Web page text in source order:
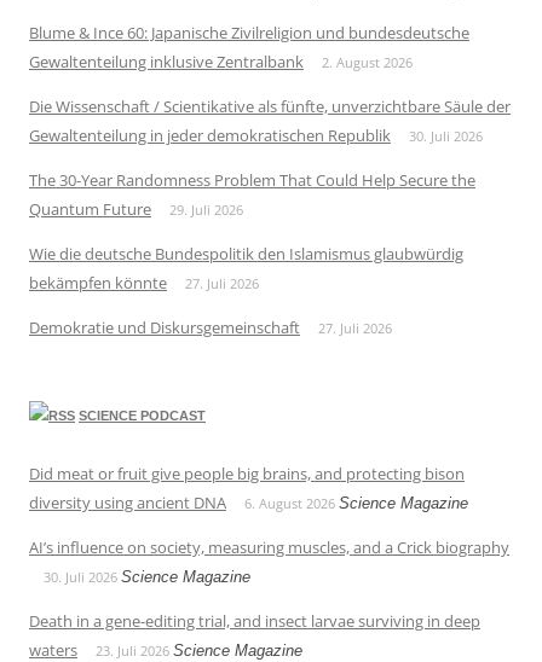
Blume & Ince 60: Japanische Zivilreligion und bundesdeutsche
Gewaltenteilung inklusive Zentralbank
2. August 2026
Die Wissenschaft / Scientikative als fünfte, unverzichtbare Säule der
Gewaltenteilung in jeder demokratischen Republik
30. Juli 2026
The 30-Year Randomness Problem That Could Help Secure the
Quantum Future
29. Juli 2026
Wie die deutsche Bundespolitik den Islamismus glaubwürdig
bekämpfen könnte
27. Juli 2026
Demokratie und Diskursgemeinschaft 27. Juli 2026
SCIENCE PODCAST
Did meat or fruit give people big brains, and protecting bison
diversity using ancient DNA
6. August 2026 Science Magazine
AI’s influence on society, measuring muscles, and a Crick biography
30. Juli 2026 Science Magazine
Death in a gene-editing trial, and insect larvae surviving in deep
waters
23. Juli 2026 Science Magazine